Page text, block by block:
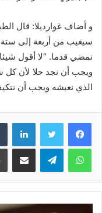
و أضاف غوارديلا: قال
سيغيب من أربعة إلى
نمضي قدما. “لا أقول
ويجب أن نجد حلا لأن كل
الذي نعيشه ويجب أن
فيسبوك تويتر
واتساب تيلقرام مشاركة عبر